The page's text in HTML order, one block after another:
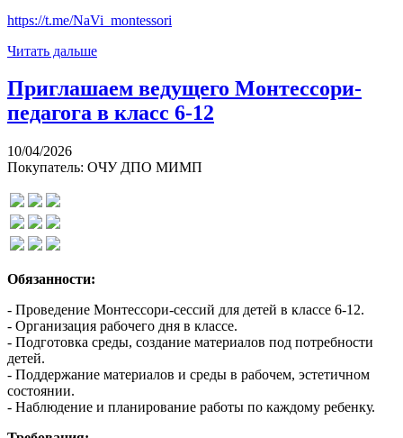
https://t.me/NaVi_montessori
Читать дальше
Приглашаем ведущего Монтессори-
педагога в класс 6-12
10/04/2026
Покупатель: ОЧУ ДПО МИМП
Обязанности:
- Проведение Монтессори-сессий для детей в классе 6-12.
- Организация рабочего дня в классе.
- Подготовка среды, создание материалов под потребности
детей.
- Поддержание материалов и среды в рабочем, эстетичном
состоянии.
- Наблюдение и планирование работы по каждому ребенку.